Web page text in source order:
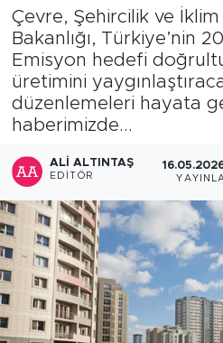
Çevre, Şehircilik ve
Bakanlığı, Türkiye’nin
Emisyon hedefi
üretimini
düzenlemeleri hayata
haberimizde...
ALI ALTINTAŞ
EDITÖR
Son Dakika Haberleri
Haber Arşivi